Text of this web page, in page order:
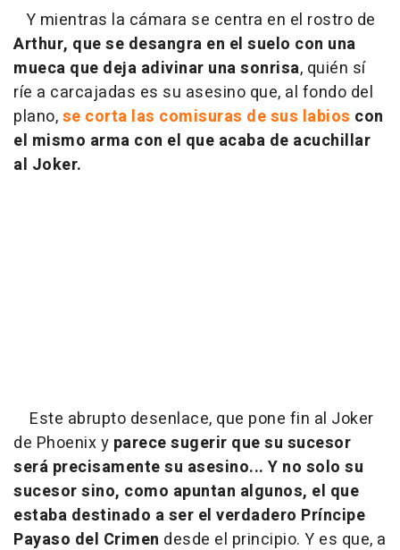
Y mientras la cámara se centra en el rostro de
Arthur, que se desangra en el suelo con una
mueca que deja adivinar una sonrisa, quién sí
ríe a carcajadas es su asesino que, al fondo del
plano,se corta las comisuras de sus labios con
el mismo arma con el que acaba de acuchillar
al Joker.
Este abrupto desenlace, que pone fin al Joker
de Phoenix y parece sugerir que su sucesor
será precisamente su asesino... Y no solo su
sucesor sino, como apuntan algunos, el que
estaba destinado a ser el verdadero Príncipe
Payaso del Crimen desde el principio. Y es que, a